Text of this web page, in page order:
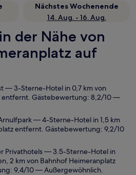
Nächstes Wochenende
14. Aug. - 16. Aug.
der Nähe von
auf
— 3-Sterne-Hotel in 0,7 km von
entfernt. Gästebewertung: 8,2/10 —
— 4-Sterne-Hotel in 1,5 km
entfernt. Gästebewertung: 9,2/10
Privathotels— 3.5-Sterne-Hotel in
2 km von Bahnhof Heimeranplatz
9,4/10 — Außergewöhnlich.